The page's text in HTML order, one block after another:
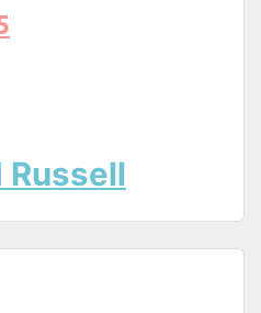
Russell